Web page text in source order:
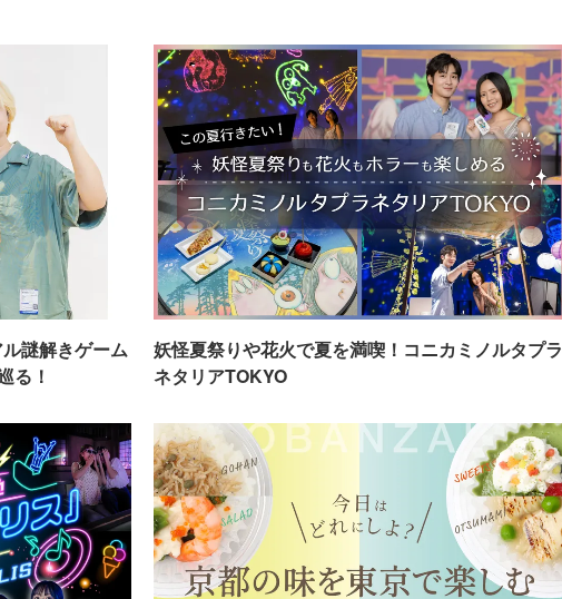
謎解きゲーム
る！
妖怪夏祭りや花火で夏を満喫！コニカミノルタプラ
ネタリアTOKYO